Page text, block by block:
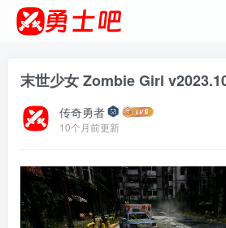
末世少女 Zombie Girl
传奇勇者
10个月前更新